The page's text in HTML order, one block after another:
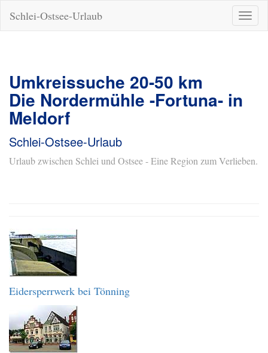
ein-/
Schlei-Ostsee-Urlaub
Umkreissuche 20-50 km
Die Nordermühle -Fortuna- in
Meldorf
Schlei-Ostsee-Urlaub
Urlaub zwischen Schlei und Ostsee - Eine Region zum Verlieben.
Eidersperrwerk bei Tönning